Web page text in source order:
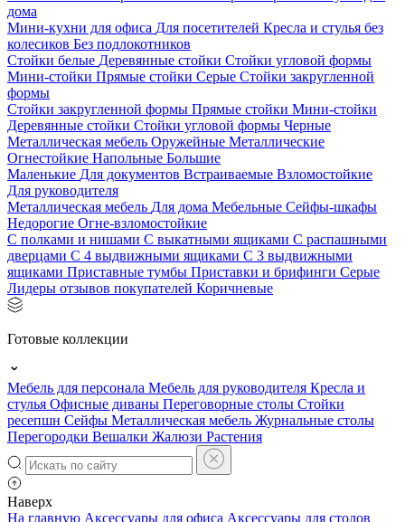
дома
Мини-кухни для офиса Для посетителей Кресла и стулья без
колесиков Без подлокотников
Стойки белые Деревянные стойки Стойки угловой формы
Мини-стойки Прямые стойки Серые Стойки закругленной
формы
Стойки закругленной формы Прямые стойки Мини-стойки
Деревянные стойки Стойки угловой формы Черные
Металлическая мебель Оружейные Металлические
Огнестойкие Напольные Большие
Маленькие Для документов Встраиваемые Взломостойкие
Для руководителя
Металлическая мебель Для дома Мебельные Сейфы-шкафы
Недорогие Огне-взломостойкие
С полками и нишами С выкатными ящиками С распашными
дверцами С 4 выдвижными ящиками С 3 выдвижными
ящиками Приставные тумбы Приставки и брифинги Серые
Лидеры отзывов покупателей Коричневые
Готовые коллекции
Мебель для персонала Мебель для руководителя Кресла и
стулья Офисные диваны Переговорные столы Стойки
ресепшн Сейфы Металлическая мебель Журнальные столы
Перегородки Вешалки Жалюзи Растения
Наверх
На главную Аксессуары для офиса Аксессуары для столов